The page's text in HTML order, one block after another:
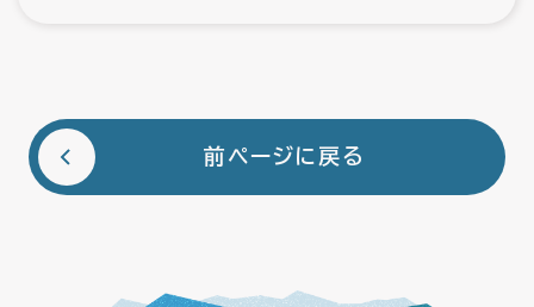
前ページに戻る